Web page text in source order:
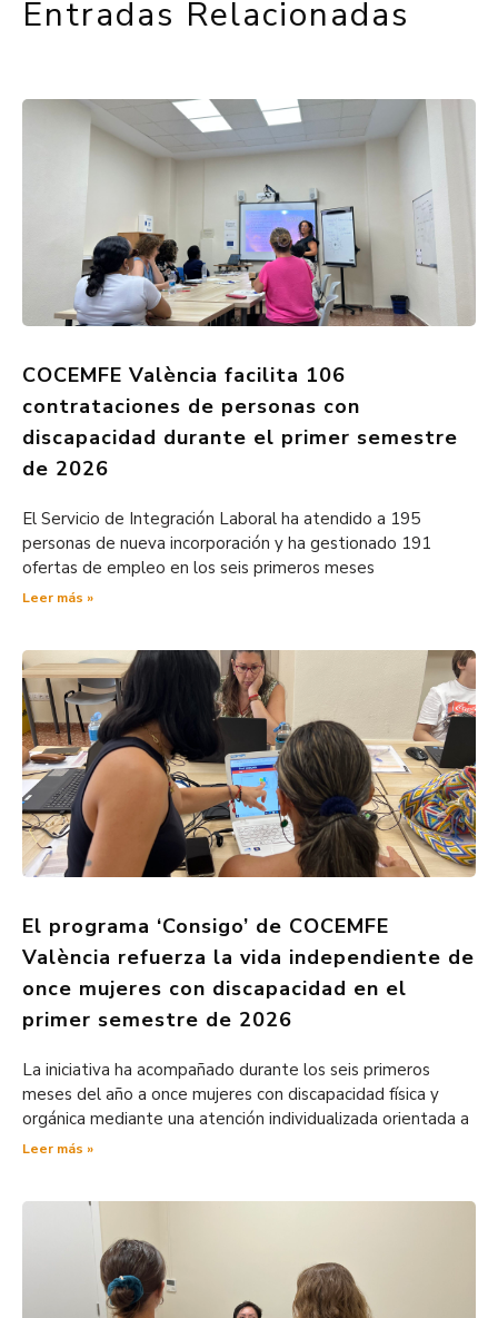
Entradas Relacionadas
COCEMFE València facilita 106
contrataciones de personas con
discapacidad durante el primer semestre
de 2026
El Servicio de Integración Laboral ha atendido a 195
personas de nueva incorporación y ha gestionado 191
ofertas de empleo en los seis primeros meses
Leer más »
El programa ‘Consigo’ de COCEMFE
València refuerza la vida independiente de
once mujeres con discapacidad en el
primer semestre de 2026
La iniciativa ha acompañado durante los seis primeros
meses del año a once mujeres con discapacidad física y
orgánica mediante una atención individualizada orientada a
Leer más »